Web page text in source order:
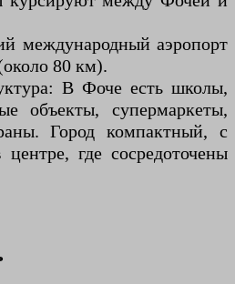
международный аэропорт
80 км).
В Фоче есть школы,
объекты, супермаркеты,
Город компактный, с
где сосредоточены